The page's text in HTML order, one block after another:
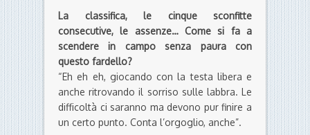
La classifica, le cinque sconfitte
consecutive, le assenze… Come si fa a
scendere in campo senza paura con
questo fardello?
“Eh eh eh, giocando con la testa libera e
anche ritrovando il sorriso sulle labbra. Le
difficoltà ci saranno ma devono pur finire a
un certo punto. Conta l’orgoglio, anche”.